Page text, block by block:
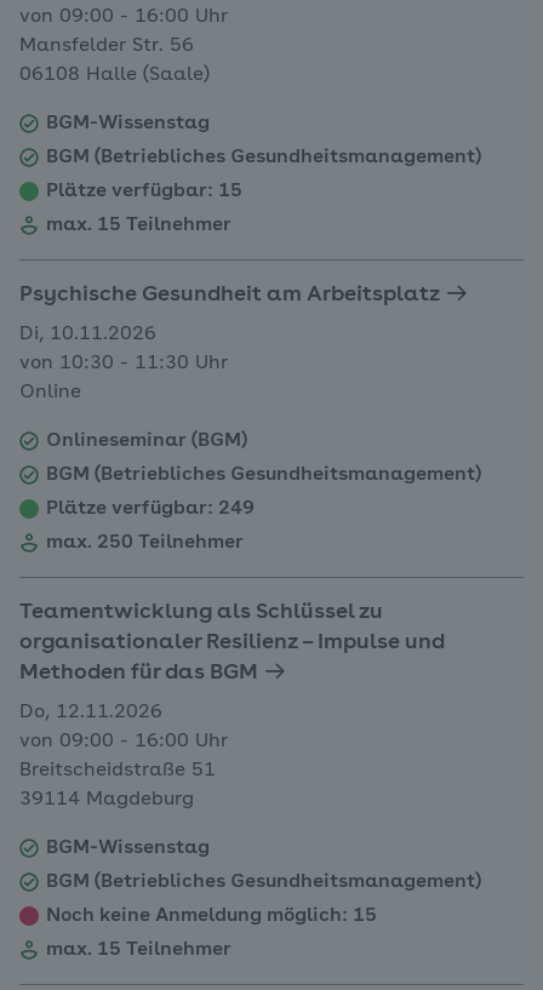
von 09:00 - 16:00 Uhr
Mansfelder Str. 56
06108 Halle (Saale)
BGM-Wissenstag
BGM (Betriebliches Gesundheitsmanagement)
Plätze verfügbar: 15
max. 15 Teilnehmer
Psychische Gesundheit am Arbeitsplatz
Di, 10.11.2026
von 10:30 - 11:30 Uhr
Online
Onlineseminar (BGM)
BGM (Betriebliches Gesundheitsmanagement)
Plätze verfügbar: 249
max. 250 Teilnehmer
Teamentwicklung als Schlüssel zu
organisationaler Resilienz – Impulse und
Methoden für das BGM
Do, 12.11.2026
von 09:00 - 16:00 Uhr
Breitscheidstraße 51
39114 Magdeburg
BGM-Wissenstag
BGM (Betriebliches Gesundheitsmanagement)
Noch keine Anmeldung möglich: 15
max. 15 Teilnehmer